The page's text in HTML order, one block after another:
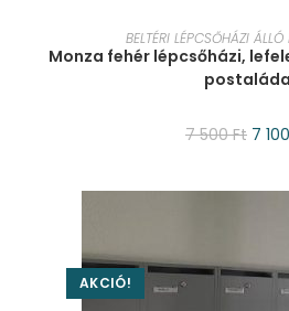
KOSÁRBA
BELTÉRI LÉPCSŐHÁZI
Monza fehér lépcsőházi,
postaláda
7 500Ft 7 100
AKCIÓ!